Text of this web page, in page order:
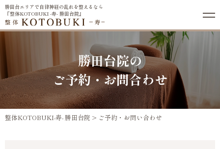
勝田台エリアで自律神経の乱れを整えるなら
『整体KOTOBUKI -寿- 勝田台院』
勝田台院の
ご予約・お問合わせ
整体KOTOBUKI-寿- 勝田台院 > ご予約・お問い合わせ